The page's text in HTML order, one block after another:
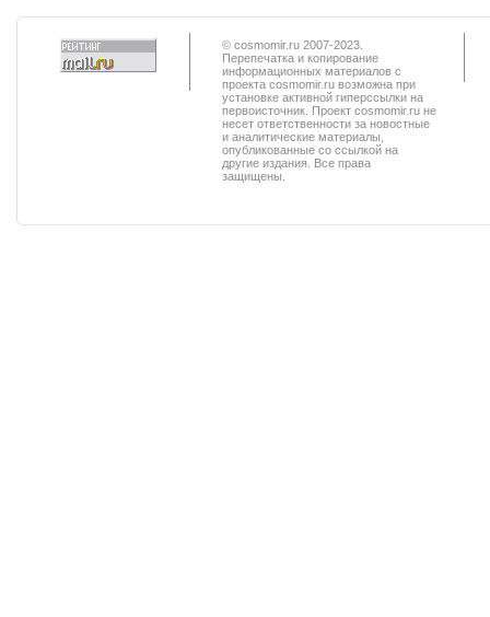
© cosmomir.ru 2007-2023.
Перепечатка и копирование
информационных материалов с
проекта cosmomir.ru возможна при
установке активной гиперссылки на
первоисточник. Проект cosmomir.ru не
несет ответственности за новостные
и аналитические материалы,
опубликованные со ссылкой на
другие издания. Все права
защищены.